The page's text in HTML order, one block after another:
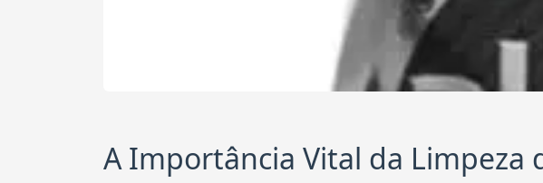
A Importância Vital da Limpeza